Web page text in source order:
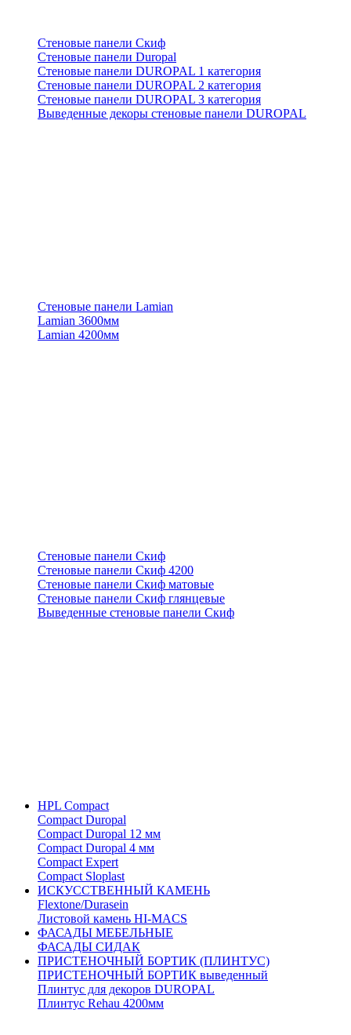
Стеновые панели Скиф
Стеновые панели Duropal
Стеновые панели DUROPAL 1 категория
Стеновые панели DUROPAL 2 категория
Стеновые панели DUROPAL 3 категория
Выведенные декоры стеновые панели DUROPAL
Стеновые панели Lamian
Lamian 3600мм
Lamian 4200мм
Стеновые панели Скиф
Стеновые панели Скиф 4200
Стеновые панели Скиф матовые
Стеновые панели Скиф глянцевые
Выведенные стеновые панели Скиф
HPL Compact
Compact Duropal
Compact Duropal 12 мм
Compact Duropal 4 мм
Compact Expert
Compact Sloplast
ИСКУССТВЕННЫЙ КАМЕНЬ
Flextone/Durasein
Листовой камень HI-MACS
ФАСАДЫ МЕБЕЛЬНЫЕ
ФАСАДЫ СИДАК
ПРИСТЕНОЧНЫЙ БОРТИК (ПЛИНТУС)
ПРИСТЕНОЧНЫЙ БОРТИК выведенный
Плинтус для декоров DUROPAL
Плинтус Rehau 4200мм